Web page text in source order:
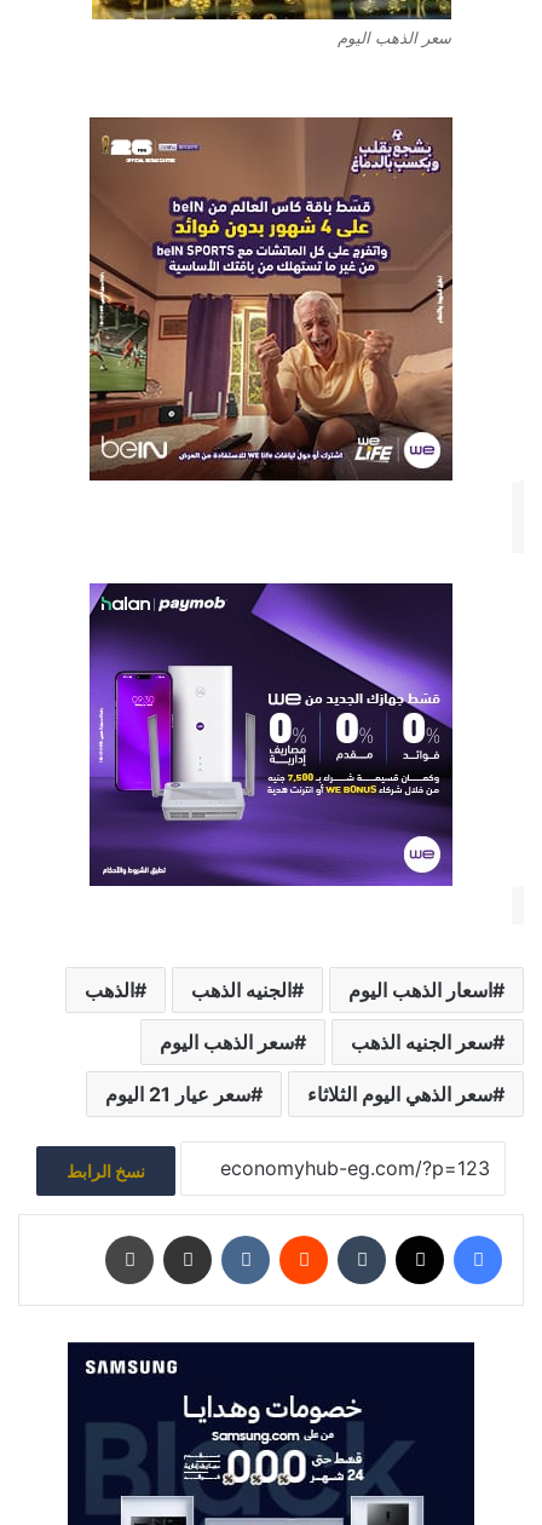
سعر الذهب اليوم
اسعار الذهب اليوم الجنيه الذهب الذهب
سعر الجنيه الذهب سعر الذهب اليوم
سعر الذهي اليوم الثلاثاء سعر عيار 21 اليوم
نسخ الرابط